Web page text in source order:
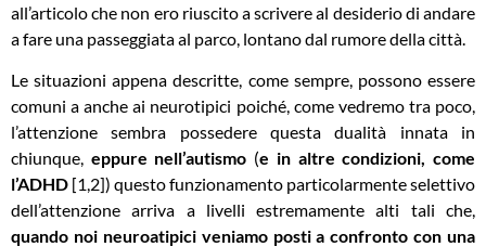
all’articolo che non ero riuscito a scrivere al desiderio di andare
a fare una passeggiata al parco, lontano dal rumore della città.
Le situazioni appena descritte, come sempre, possono essere
comuni a anche ai neurotipici poiché, come vedremo tra poco,
l’attenzione sembra possedere questa dualità innata in
chiunque, eppure nell’autismo (e in altre condizioni, come
l’ADHD [1,2]) questo funzionamento particolarmente selettivo
dell’attenzione arriva a livelli estremamente alti tali che,
quando noi neuroatipici veniamo posti a confronto con una